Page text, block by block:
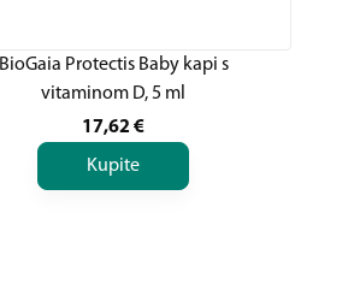
BioGaia Protectis Baby kapi s
vitaminom D, 5 ml
17,62 €
Kupite